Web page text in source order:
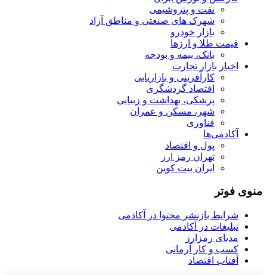
نفت و پتروشیمی
شهرک های صنعتی و مناطق آزاد
بازار خودرو
قیمت طلا و ارزها
بانک، بیمه و بودجه
اخبار بازار تجارت
کارآفرینی و بازاریابی
اقتصاد گردشگری
پزشکی، بهداشت و زیبایی
شهر، مسکن و عمران
فناوری
آکادمی‌ها
پول و اقتصاد
تهران رمز ارز
ایران بیت کوین
منوی فوتر
شرایط بازنشر محتوا در آکادمی
تبلیغات در آکادمی
مدیای رمزارز
کسب و کار آرمانی
آفتاب اقتصاد